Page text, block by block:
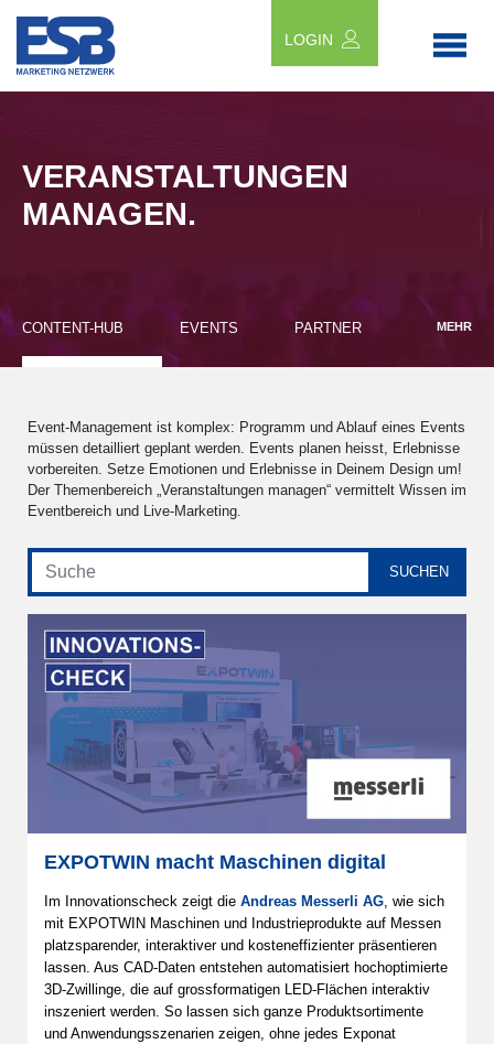
LOGIN
VERANSTALTUNGEN
MANAGEN.
CONTENT-HUB EVENTS PARTNER MEHR
Event-Management ist komplex: Programm und Ablauf eines Events
müssen detailliert geplant werden. Events planen heisst, Erlebnisse
vorbereiten. Setze Emotionen und Erlebnisse in Deinem Design um!
Der Themenbereich „Veranstaltungen managen“ vermittelt Wissen im
Eventbereich und Live-Marketing.
EXPOTWIN macht Maschinen digital
Im Innovationscheck zeigt die Andreas Messerli AG , wie sich
mit EXPOTWIN Maschinen und Industrieprodukte auf Messen
platzsparender, interaktiver und kosteneffizienter präsentieren
lassen. Aus CAD-Daten entstehen automatisiert hochoptimierte
3D-Zwillinge, die auf grossformatigen LED-Flächen interaktiv
inszeniert werden. So lassen sich ganze Produktsortimente
und Anwendungsszenarien zeigen, ohne jedes Exponat